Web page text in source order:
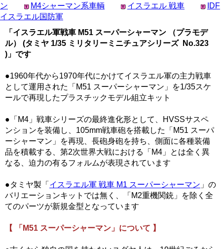
ン
M4シャーマン系車輌 イスラエル 戦車
IDF
イスラエル国防軍
「イスラエル軍戦車 M51 スーパーシャーマン （プラモデ
ル） (タミヤ 1/35 ミリタリーミニチュアシリーズ No.323
)」です
●1960年代から1970年代にかけてイスラエル軍の主力戦車
として運用された「M51 スーパーシャーマン」を1/35スケ
ールで再現したプラスチックモデル組立キット
●「M4」戦車シリーズの最終進化形として、HVSSサスペ
ンションを装備し、105mm戦車砲を搭載した「M51 スーパ
ーシャーマン」を再現、長砲身砲を持ち、側面に各種装備
品を積載する、第2次世界大戦における「M4」とは全く異
なる、迫力の有るフォルムが表現されています
●タミヤ製「 イスラエル軍 戦車 M1 スーパーシャーマン 」の
バリエーションキットでは無く、「M2重機関銃」を除く全
てのパーツが新規金型となっています
【 「M51 スーパーシャーマン」について 】